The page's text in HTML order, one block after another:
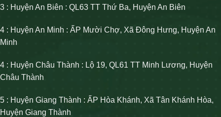
3 : Huyện An Biên : QL63 TT Thứ Ba, Huyện An Biên
4 : Huyện An Minh : ẤP Mười Chợ, Xã Đông Hưng, Huyện An
Minh
4 : Huyện Châu Thành : Lộ 19, QL61 TT Minh Lương, Huyện
Châu Thành
5 : Huyện Giang Thành : ẤP Hòa Khánh, Xã Tân Khánh Hòa,
Huyện Giang Thành